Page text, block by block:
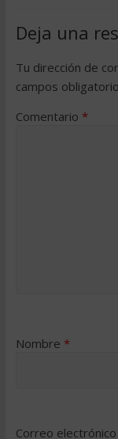
Deja una
Tu dirección de
campos
Comentario *
Nombre *
Correo electrónico